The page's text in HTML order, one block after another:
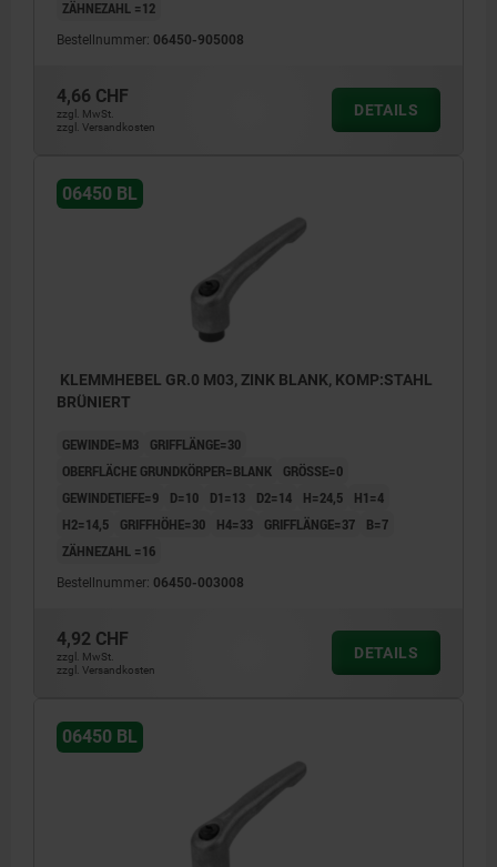
ZÄHNEZAHL =12
Bestellnummer: 06450-905008
4,66 CHF
zzgl. MwSt.
zzgl. Versandkosten
DETAILS
06450 BL
KLEMMHEBEL GR.0 M03, ZINK BLANK, KOMP:STAHL
BRÜNIERT
GEWINDE=M3
GRIFFLÄNGE=30
OBERFLÄCHE GRUNDKÖRPER=BLANK
GRÖSSE=0
GEWINDETIEFE=9
D=10 D1=13 D2=14 H=24,5
H1=4
H2=14,5
GRIFFHÖHE=30 H4=33 GRIFFLÄNGE=37
B=7
ZÄHNEZAHL =16
Bestellnummer: 06450-003008
4,92 CHF
zzgl. MwSt.
zzgl. Versandkosten
DETAILS
06450 BL